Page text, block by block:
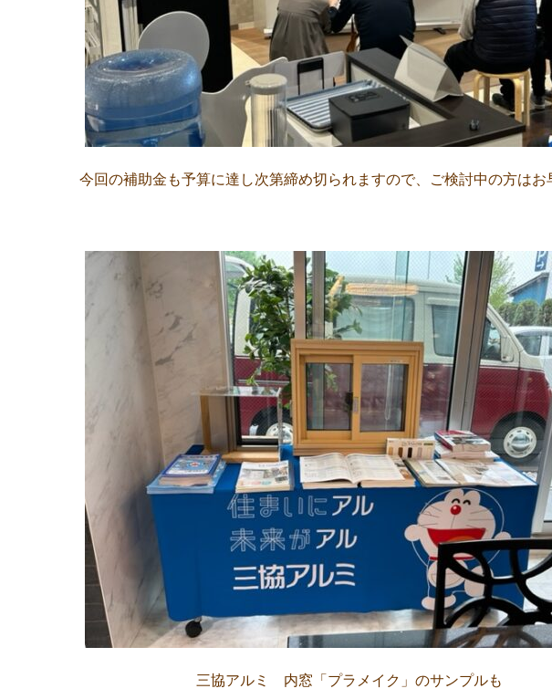
今回の補助金も予算に達し次第締め切られますので、ご検討中の方は
三協アルミ 内窓「プラメイク」のサンプルも